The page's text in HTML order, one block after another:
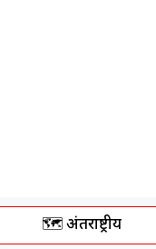
🗺️ अंतर्राष्ट्रीय